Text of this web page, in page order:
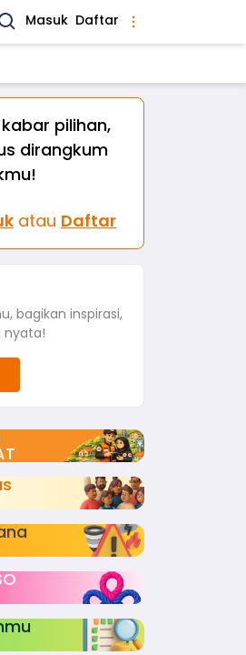
Masuk Daftar
pilihan,
dirangkum
atau Daftar
bagikan inspirasi,
nyata!